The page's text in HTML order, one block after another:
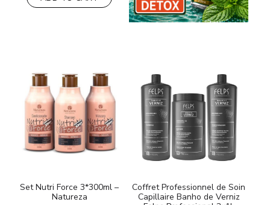
Set Nutri Force 3*300ml –
Natureza
Coffret Professionnel de Soin
Capillaire Banho de Verniz